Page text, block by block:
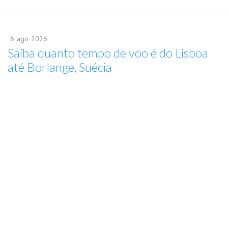
6 ago 2026
Saiba quanto tempo de voo é do Lisboa
até Borlange, Suécia